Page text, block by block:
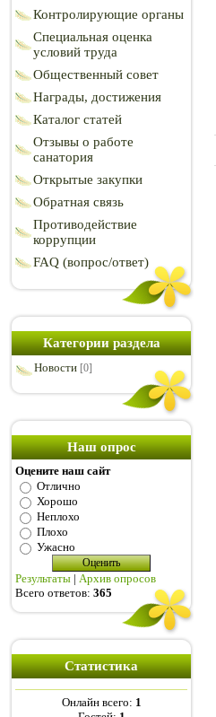
Контролирующие органы
Специальная оценка
условий труда
Общественный совет
Награды, достижения
Каталог статей
Отзывы о работе
санатория
Открытые закупки
Обратная связь
Противодействие
коррупции
FAQ (вопрос/ответ)
Категории раздела
Новости [0]
Наш опрос
Оцените наш сайт
Отлично
Хорошо
Неплохо
Плохо
Ужасно
Результаты | Архив опросов
Всего ответов: 365
Статистика
Онлайн всего: 1